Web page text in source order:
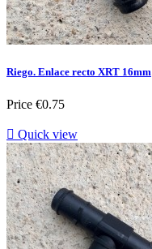
Riego. Enlace recto XRT 16mm
Price €0.75
 Quick view